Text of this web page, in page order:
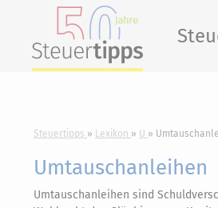
Steuertipps Lexikon U
Umtauschanleihen
Umtauschanleihen sind